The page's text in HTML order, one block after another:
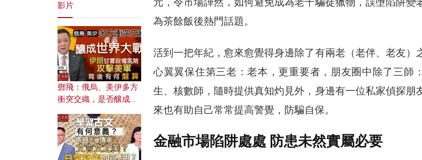
為茶餘飯後熱門話題。
活到一把年紀，愈來愈覺得身邊除了有兩老（老伴、老友）
心翼翼保住第三老：老本，更重要者，朋友圈中除了三師
生、核數師，隨時提供真知灼見外，身邊有一位私家偵探朋
來也有助自己常常提高警覺，防騙自保。
金融市場陷阱處處 防患未然實屬必要
影片
鄧飛：俄烏、美伊多方
衝突交織，是否釀成世
風險攻擊美軍，背後有
何盤算？